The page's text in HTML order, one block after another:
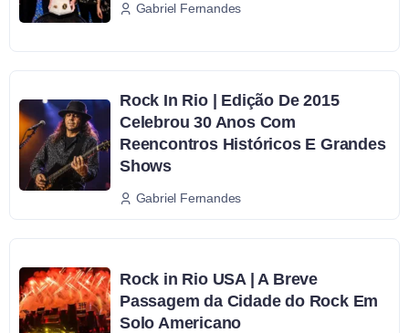
Gabriel Fernandes
Rock In Rio | Edição De 2015
Celebrou 30 Anos Com
Reencontros Históricos E Grandes
Shows
Gabriel Fernandes
Rock in Rio USA | A Breve
Passagem da Cidade do Rock Em
Solo Americano